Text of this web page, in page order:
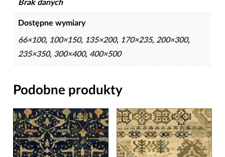
Brak danych
Dostępne wymiary
66×100, 100×150, 135×200, 170×235, 200×300,
235×350, 300×400, 400×500
Podobne produkty